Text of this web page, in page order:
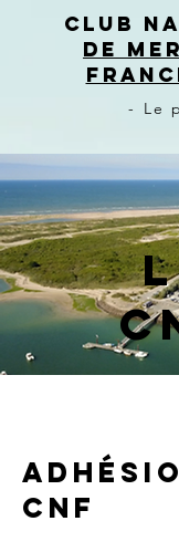
CLUB
DE
- Le
CNF